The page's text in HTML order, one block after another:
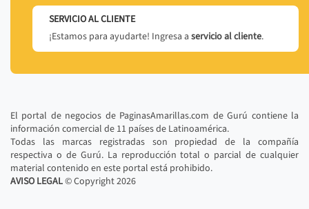
SERVICIO AL CLIENTE
¡Estamos para ayudarte! Ingresa a servicio al cliente.
El portal de negocios de PaginasAmarillas.com de Gurú contiene la
información comercial de 11 países de Latinoamérica.
Todas las marcas registradas son propiedad de la compañía
respectiva o de Gurú. La reproducción total o parcial de cualquier
material contenido en este portal está prohibido.
AVISO LEGAL© Copyright2026